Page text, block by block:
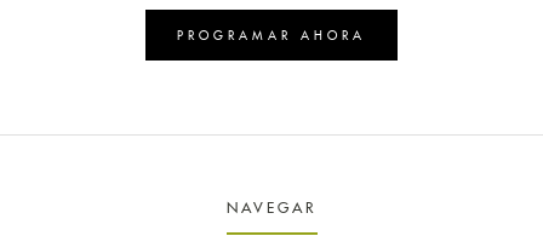
PROGRAMAR AHORA
NAVEGAR